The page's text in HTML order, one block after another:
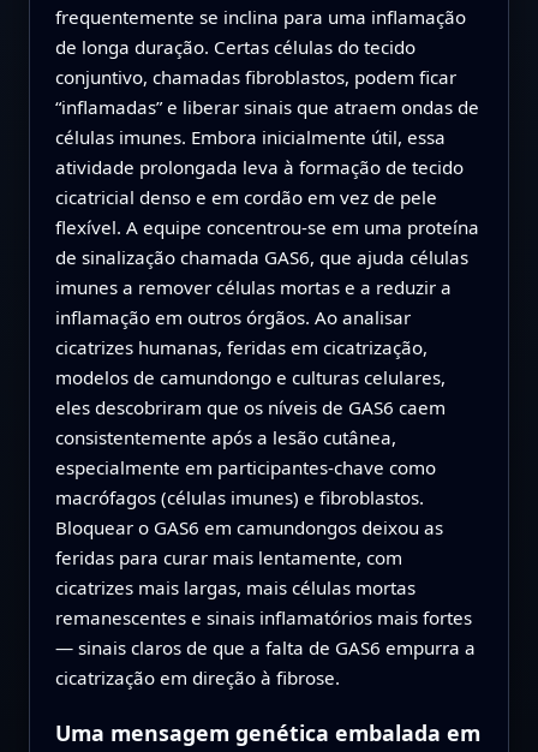
frequentemente se inclina para uma inflamação
de longa duração. Certas células do tecido
conjuntivo, chamadas fibroblastos, podem ficar
“inflamadas” e liberar sinais que atraem ondas de
células imunes. Embora inicialmente útil, essa
atividade prolongada leva à formação de tecido
cicatricial denso e em cordão em vez de pele
flexível. A equipe concentrou-se em uma proteína
de sinalização chamada GAS6, que ajuda células
imunes a remover células mortas e a reduzir a
inflamação em outros órgãos. Ao analisar
cicatrizes humanas, feridas em cicatrização,
modelos de camundongo e culturas celulares,
eles descobriram que os níveis de GAS6 caem
consistentemente após a lesão cutânea,
especialmente em participantes-chave como
macrófagos (células imunes) e fibroblastos.
Bloquear o GAS6 em camundongos deixou as
feridas para curar mais lentamente, com
cicatrizes mais largas, mais células mortas
remanescentes e sinais inflamatórios mais fortes
— sinais claros de que a falta de GAS6 empurra a
cicatrização em direção à fibrose.
Uma mensagem genética embalada em